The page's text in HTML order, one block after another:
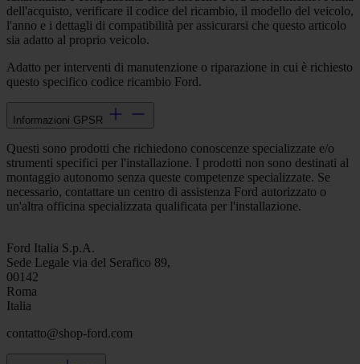
dell'acquisto, verificare il codice del ricambio, il modello del veicolo,
l'anno e i dettagli di compatibilità per assicurarsi che questo articolo
sia adatto al proprio veicolo.
Adatto per interventi di manutenzione o riparazione in cui è richiesto
questo specifico codice ricambio Ford.
Informazioni GPSR
Questi sono prodotti che richiedono conoscenze specializzate e/o
strumenti specifici per l'installazione. I prodotti non sono destinati al
montaggio autonomo senza queste competenze specializzate. Se
necessario, contattare un centro di assistenza Ford autorizzato o
un'altra officina specializzata qualificata per l'installazione.
Ford Italia S.p.A.
Sede Legale via del Serafico 89,
00142
Roma
Italia
contatto@shop-ford.com